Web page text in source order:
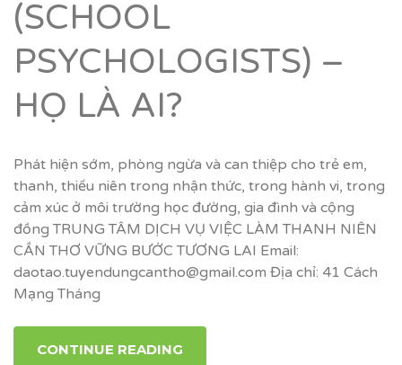
(SCHOOL
PSYCHOLOGISTS) –
HỌ LÀ AI?
Phát hiện sớm, phòng ngừa và can thiệp cho trẻ em,
thanh, thiếu niên trong nhận thức, trong hành vi, trong
cảm xúc ở môi trường học đường, gia đình và cộng
đồng TRUNG TÂM DỊCH VỤ VIỆC LÀM THANH NIÊN
CẦN THƠ VỮNG BƯỚC TƯƠNG LAI Email:
daotao.tuyendungcantho@gmail.com Địa chỉ: 41 Cách
Mạng Tháng
CONTINUE READING